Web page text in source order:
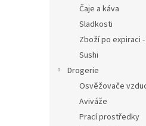
Čaje a káva
Sladkosti
Zboží po expiraci
Sushi
Drogerie
Osvěžovače
Aviváže
Prací prostředky